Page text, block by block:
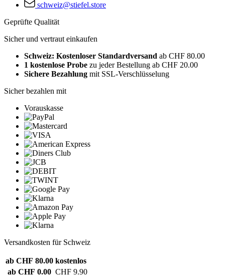
schweiz@stiefel.store
Geprüfte Qualität
Sicher und vertraut einkaufen
Schweiz: Kostenloser Standardversand ab CHF 80.00
1 kostenlose Probe zu jeder Bestellung ab CHF 20.00
Sichere Bezahlung mit SSL-Verschlüsselung
Sicher bezahlen mit
Vorauskasse
Versandkosten für Schweiz
ab CHF 80.00 kostenlos
ab CHF 0.00 CHF 9.90